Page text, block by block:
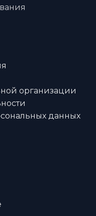
организации
данных